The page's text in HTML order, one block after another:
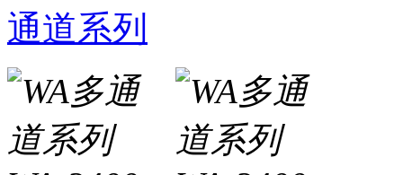
通道系列